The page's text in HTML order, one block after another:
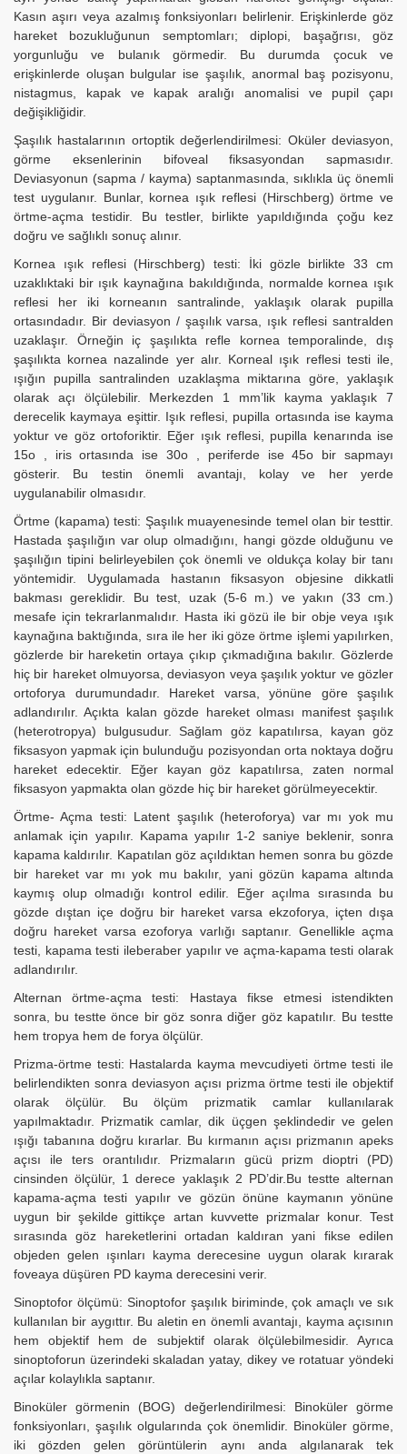
Kasın aşırı veya azalmış fonksiyonları belirlenir. Erişkinlerde göz
hareket bozukluğunun semptomları; diplopi, başağrısı, göz
yorgunluğu ve bulanık görmedir. Bu durumda çocuk ve
erişkinlerde oluşan bulgular ise şaşılık, anormal baş pozisyonu,
nistagmus, kapak ve kapak aralığı anomalisi ve pupil çapı
değişikliğidir.
Şaşılık hastalarının ortoptik değerlendirilmesi: Oküler deviasyon,
görme eksenlerinin bifoveal fiksasyondan sapmasıdır.
Deviasyonun (sapma / kayma) saptanmasında, sıklıkla üç önemli
test uygulanır. Bunlar, kornea ışık reflesi (Hirschberg) örtme ve
örtme-açma testidir. Bu testler, birlikte yapıldığında çoğu kez
doğru ve sağlıklı sonuç alınır.
Kornea ışık reflesi (Hirschberg) testi: İki gözle birlikte 33 cm
uzaklıktaki bir ışık kaynağına bakıldığında, normalde kornea ışık
reflesi her iki korneanın santralinde, yaklaşık olarak pupilla
ortasındadır. Bir deviasyon / şaşılık varsa, ışık reflesi santralden
uzaklaşır. Örneğin iç şaşılıkta refle kornea temporalinde, dış
şaşılıkta kornea nazalinde yer alır. Korneal ışık reflesi testi ile,
ışığın pupilla santralinden uzaklaşma miktarına göre, yaklaşık
olarak açı ölçülebilir. Merkezden 1 mm’lik kayma yaklaşık 7
derecelik kaymaya eşittir. Işık reflesi, pupilla ortasında ise kayma
yoktur ve göz ortoforiktir. Eğer ışık reflesi, pupilla kenarında ise
15o , iris ortasında ise 30o , periferde ise 45o bir sapmayı
gösterir. Bu testin önemli avantajı, kolay ve her yerde
uygulanabilir olmasıdır.
Örtme (kapama) testi: Şaşılık muayenesinde temel olan bir testtir.
Hastada şaşılığın var olup olmadığını, hangi gözde olduğunu ve
şaşılığın tipini belirleyebilen çok önemli ve oldukça kolay bir tanı
yöntemidir. Uygulamada hastanın fiksasyon objesine dikkatli
bakması gereklidir. Bu test, uzak (5-6 m.) ve yakın (33 cm.)
mesafe için tekrarlanmalıdır. Hasta iki gözü ile bir obje veya ışık
kaynağına baktığında, sıra ile her iki göze örtme işlemi yapılırken,
gözlerde bir hareketin ortaya çıkıp çıkmadığına bakılır. Gözlerde
hiç bir hareket olmuyorsa, deviasyon veya şaşılık yoktur ve gözler
ortoforya durumundadır. Hareket varsa, yönüne göre şaşılık
adlandırılır. Açıkta kalan gözde hareket olması manifest şaşılık
(heterotropya) bulgusudur. Sağlam göz kapatılırsa, kayan göz
fiksasyon yapmak için bulunduğu pozisyondan orta noktaya doğru
hareket edecektir. Eğer kayan göz kapatılırsa, zaten normal
fiksasyon yapmakta olan gözde hiç bir hareket görülmeyecektir.
Örtme- Açma testi: Latent şaşılık (heteroforya) var mı yok mu
anlamak için yapılır. Kapama yapılır 1-2 saniye beklenir, sonra
kapama kaldırılır. Kapatılan göz açıldıktan hemen sonra bu gözde
bir hareket var mı yok mu bakılır, yani gözün kapama altında
kaymış olup olmadığı kontrol edilir. Eğer açılma sırasında bu
gözde dıştan içe doğru bir hareket varsa ekzoforya, içten dışa
doğru hareket varsa ezoforya varlığı saptanır. Genellikle açma
testi, kapama testi ileberaber yapılır ve açma-kapama testi olarak
adlandırılır.
Alternan örtme-açma testi: Hastaya fikse etmesi istendikten
sonra, bu testte önce bir göz sonra diğer göz kapatılır. Bu testte
hem tropya hem de forya ölçülür.
Prizma-örtme testi: Hastalarda kayma mevcudiyeti örtme testi ile
belirlendikten sonra deviasyon açısı prizma örtme testi ile objektif
olarak ölçülür. Bu ölçüm prizmatik camlar kullanılarak
yapılmaktadır. Prizmatik camlar, dik üçgen şeklindedir ve gelen
ışığı tabanına doğru kırarlar. Bu kırmanın açısı prizmanın apeks
açısı ile ters orantılıdır. Prizmaların gücü prizm dioptri (PD)
cinsinden ölçülür, 1 derece yaklaşık 2 PD’dir.Bu testte alternan
kapama-açma testi yapılır ve gözün önüne kaymanın yönüne
uygun bir şekilde gittikçe artan kuvvette prizmalar konur. Test
sırasında göz hareketlerini ortadan kaldıran yani fikse edilen
objeden gelen ışınları kayma derecesine uygun olarak kırarak
foveaya düşüren PD kayma derecesini verir.
Sinoptofor ölçümü: Sinoptofor şaşılık biriminde, çok amaçlı ve sık
kullanılan bir aygıttır. Bu aletin en önemli avantajı, kayma açısının
hem objektif hem de subjektif olarak ölçülebilmesidir. Ayrıca
sinoptoforun üzerindeki skaladan yatay, dikey ve rotatuar yöndeki
açılar kolaylıkla saptanır.
Binoküler görmenin (BOG) değerlendirilmesi: Binoküler görme
fonksiyonları, şaşılık olgularında çok önemlidir. Binoküler görme,
iki gözden gelen görüntülerin aynı anda algılanarak tek